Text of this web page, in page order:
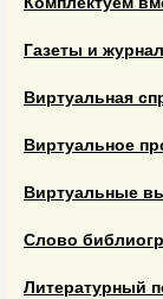
Газеты и
Виртуальная
Виртуальное
Виртуальные
Слово
Литературный